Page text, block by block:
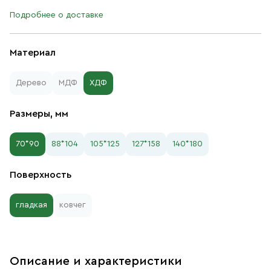
Материал
Дерево МДФ ХДФ
Размеры, мм
70*90 88*104 105*125 127*158 140*180
Поверхность
гладкая ковчег
Подробнее о доставке
Описание и характеристики